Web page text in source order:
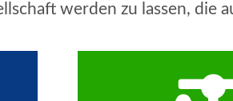
werden zu lassen,